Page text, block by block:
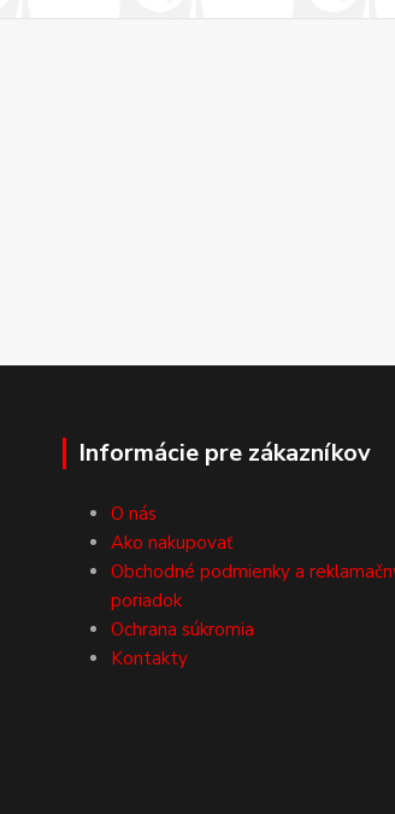
Informácie pre zákazníkov
O nás
Ako nakupovať
Obchodné podmienky a
poriadok
Ochrana súkromia
Kontakty